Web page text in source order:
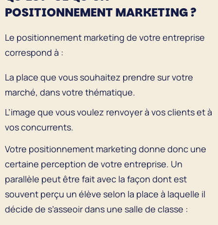
POSITIONNEMENT MARKETING ?
Le positionnement marketing de votre entreprise
correspond à :
La place que vous souhaitez prendre sur votre
marché, dans votre thématique.
L’image que vous voulez renvoyer à vos clients et à
vos concurrents.
Votre positionnement marketing donne donc une
certaine perception de votre entreprise. Un
parallèle peut être fait avec la façon dont est
souvent perçu un élève selon la place à laquelle il
décide de s’asseoir dans une salle de classe :